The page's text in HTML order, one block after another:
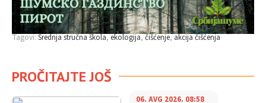
Tagovi: Srednja stručna škola ekologija čišćenje akcija čišćenja
PROČITAJTE JOŠ
06. AVG 2026. 08:58